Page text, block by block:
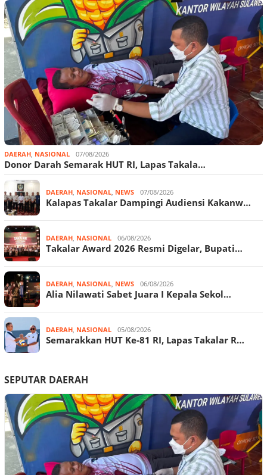
DAERAH, NASIONAL 07/08/2026
Donor Darah Semarak HUT RI, Lapas Takala…
DAERAH, NASIONAL, NEWS 07/08/2026
Kalapas Takalar Dampingi Audiensi Kakanw…
DAERAH, NASIONAL 06/08/2026
Takalar Award 2026 Resmi Digelar, Bupati…
DAERAH, NASIONAL, NEWS 06/08/2026
Alia Nilawati Sabet Juara I Kepala Sekol…
DAERAH, NASIONAL 05/08/2026
Semarakkan HUT Ke-81 RI, Lapas Takalar R…
SEPUTAR DAERAH